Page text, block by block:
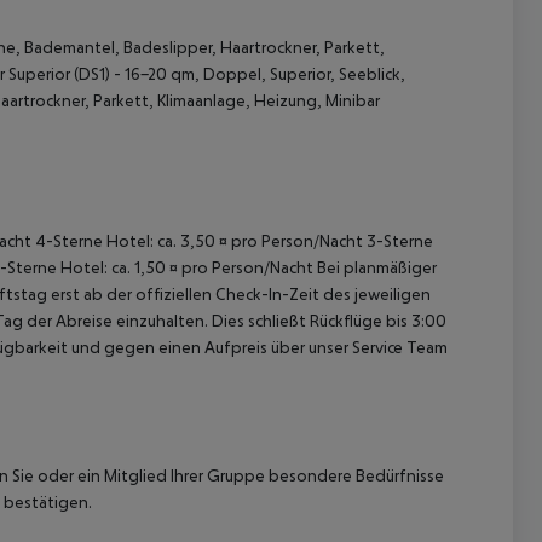
Bademantel, Badeslipper, Haartrockner, Parkett,
(DS1) - 16-20 qm, Doppel, Superior, Seeblick,
Parkett, Klimaanlage, Heizung, Minibar
4-Sterne Hotel: ca. 3,50 ¤ pro Person/Nacht 3-Sterne
Hotel: ca. 1,50 ¤ pro Person/Nacht Bei planmäßiger
erst ab der offiziellen Check-In-Zeit des jeweiligen
der Abreise einzuhalten. Dies schließt Rückflüge bis 3:00
und gegen einen Aufpreis über unser Service Team
oder ein Mitglied Ihrer Gruppe besondere Bedürfnisse
bestätigen.